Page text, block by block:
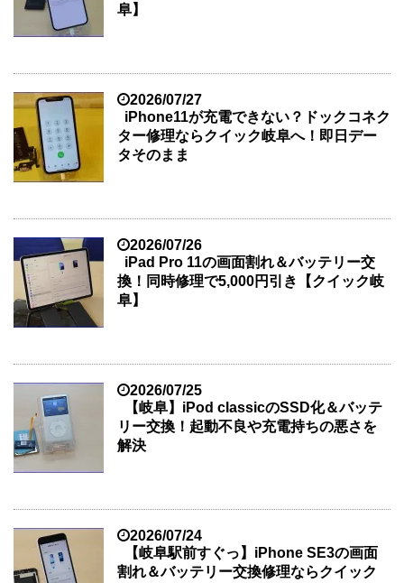
阜】
2026/07/27
iPhone11が充電できない？ドックコネク
ター修理ならクイック岐阜へ！即日デー
タそのまま
2026/07/26
iPad Pro 11の画面割れ＆バッテリー交
換！同時修理で5,000円引き【クイック岐
阜】
2026/07/25
【岐阜】iPod classicのSSD化＆バッテ
リー交換！起動不良や充電持ちの悪さを
解決
2026/07/24
【岐阜駅前すぐっ】iPhone SE3の画面
割れ＆バッテリー交換修理ならクイック